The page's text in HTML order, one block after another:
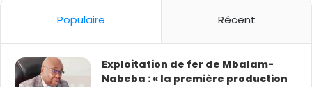
Populaire Récent
Exploitation de fer de Mbalam-
Nabeba : « la première production